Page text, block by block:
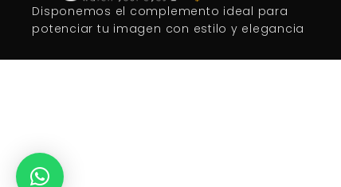
Disponemos el complemento ideal para
potenciar tu imagen con estilo y elegancia